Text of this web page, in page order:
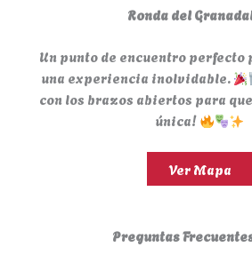
Ronda del
Un punto de encuentro
una experiencia inolvidable.
con los brazos abiertos para
única!
Ver Mapa
Preguntas